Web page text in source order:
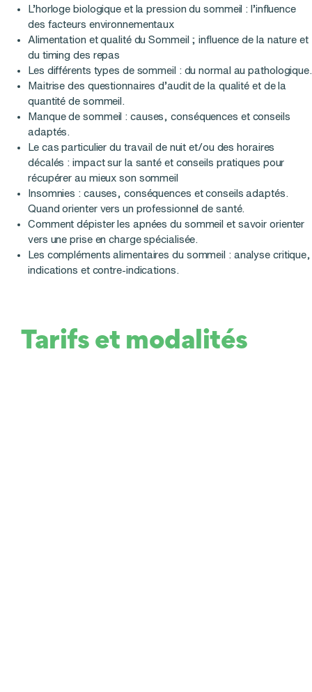
L’horloge biologique et la pression du sommeil : l’influence
des facteurs environnementaux
Alimentation et qualité du Sommeil ; influence de la nature et
du timing des repas
Les différents types de sommeil : du normal au pathologique.
Maitrise des questionnaires d’audit de la qualité et de la
quantité de sommeil.
Manque de sommeil : causes, conséquences et conseils
adaptés.
Le cas particulier du travail de nuit et/ou des horaires
décalés : impact sur la santé et conseils pratiques pour
récupérer au mieux son sommeil
Insomnies : causes, conséquences et conseils adaptés.
Quand orienter vers un professionnel de santé.
Comment dépister les apnées du sommeil et savoir orienter
vers une prise en charge spécialisée.
Les compléments alimentaires du sommeil : analyse critique,
indications et contre-indications.
Tarifs et modalités